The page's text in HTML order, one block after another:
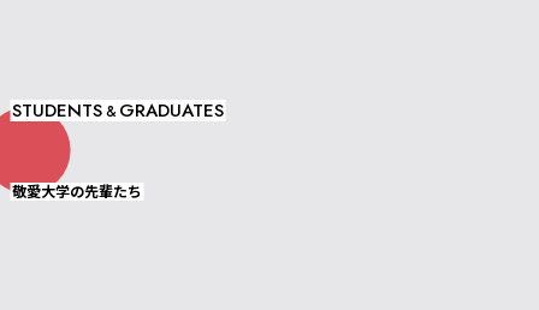
STUDENTS&GRADUATES
敬愛大学の先輩たち